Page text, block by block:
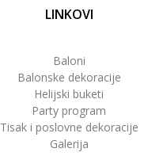
LINKOVI
Baloni
Balonske dekoracije
Helijski buketi
Party program
Tisak i poslovne dekoracije
Galerija